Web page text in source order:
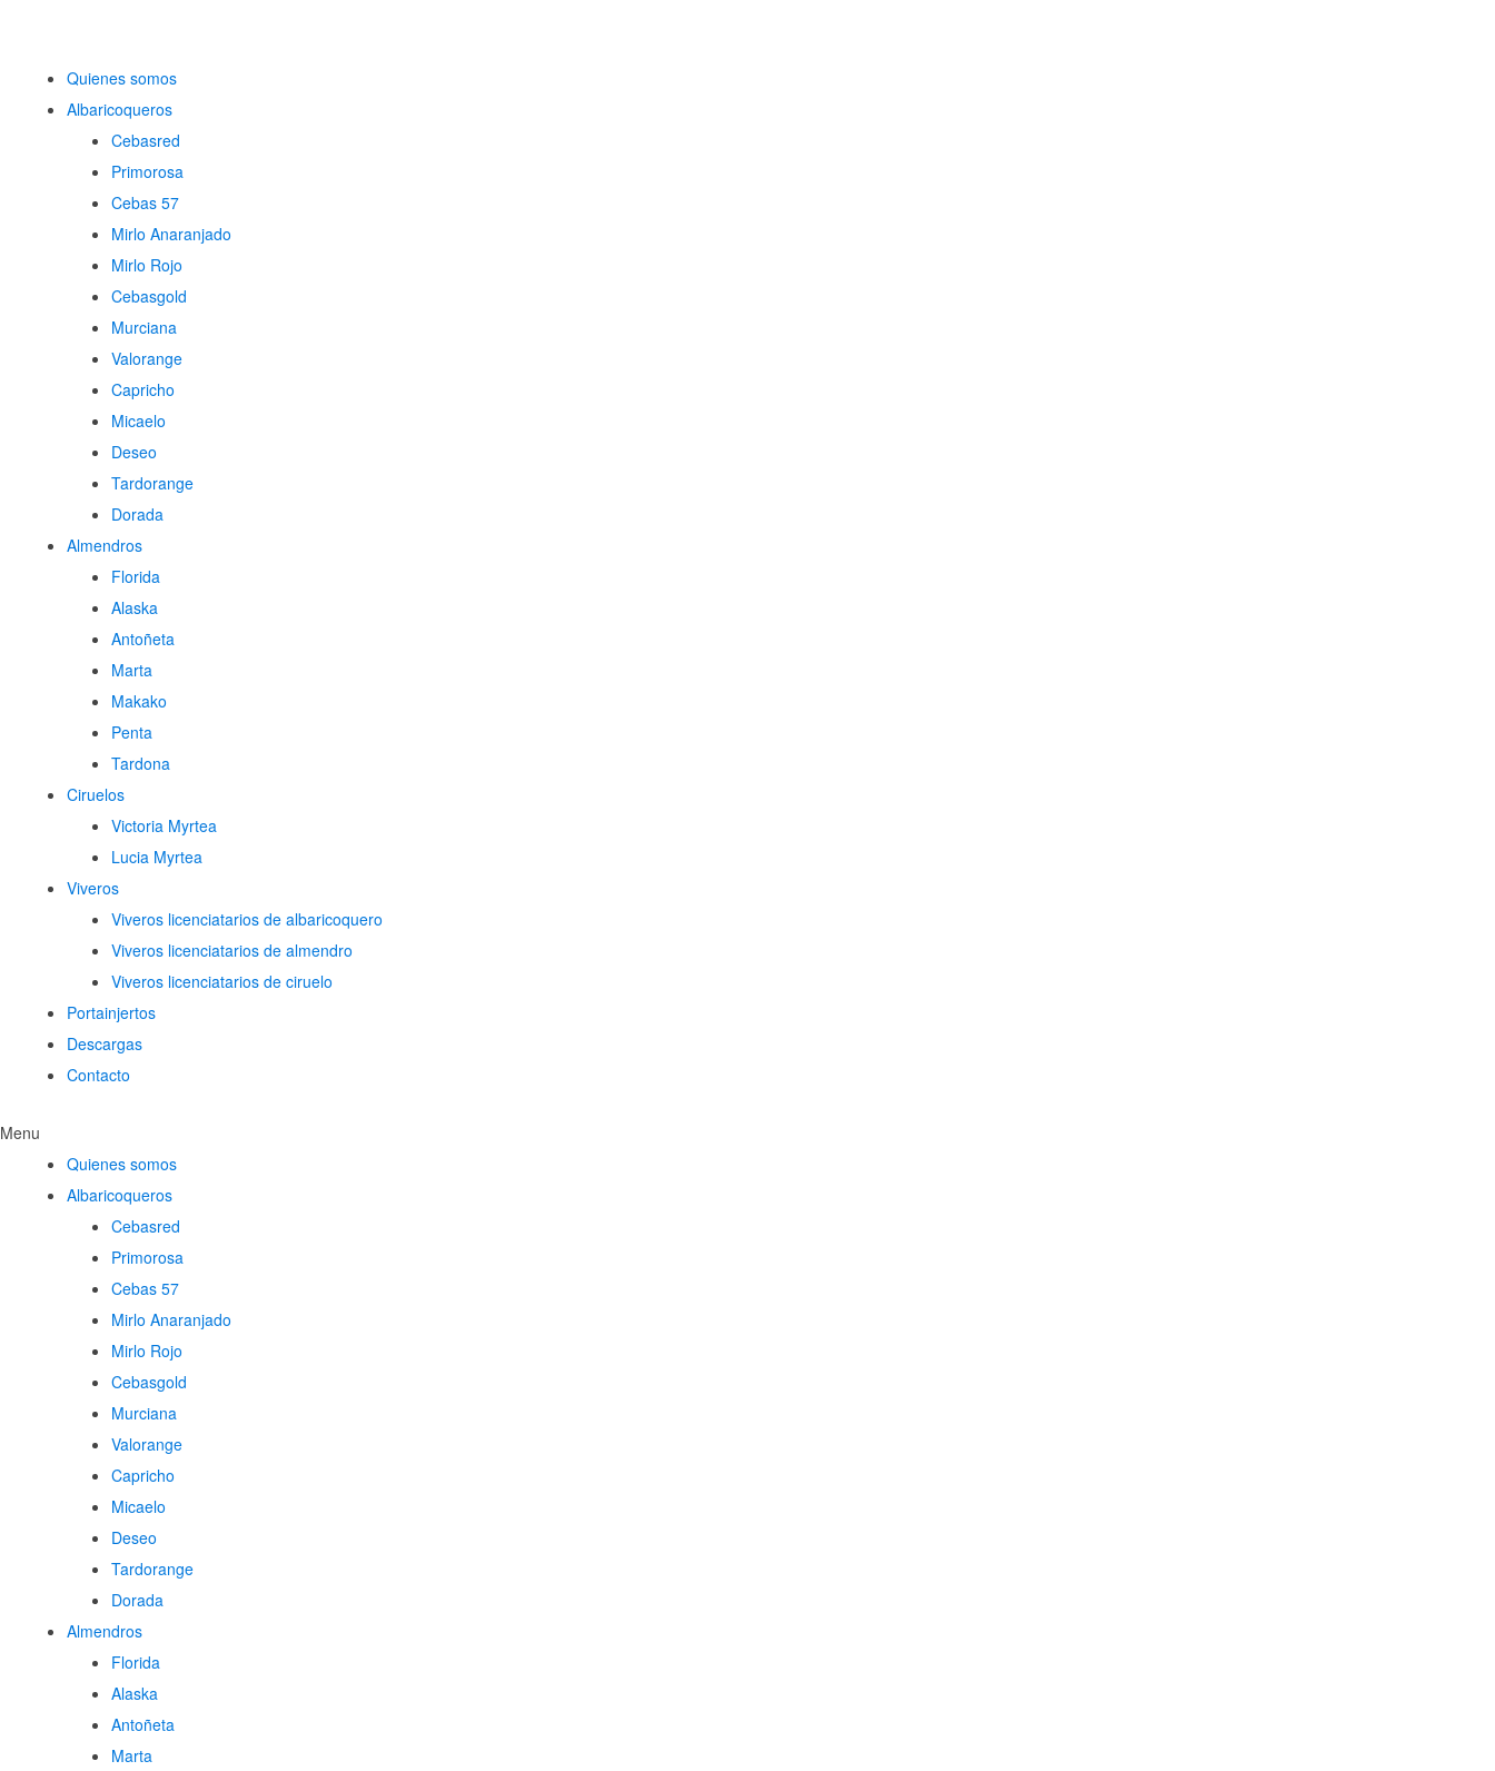
Quienes somos
Albaricoqueros
Cebasred
Primorosa
Cebas 57
Mirlo Anaranjado
Mirlo Rojo
Cebasgold
Murciana
Valorange
Capricho
Micaelo
Deseo
Tardorange
Dorada
Almendros
Florida
Alaska
Antoñeta
Marta
Makako
Penta
Tardona
Ciruelos
Victoria Myrtea
Lucia Myrtea
Viveros
Viveros licenciatarios de albaricoquero​
Viveros licenciatarios de almendro​
Viveros licenciatarios de ciruelo
Portainjertos
Descargas
Contacto
Menu
Quienes somos
Albaricoqueros
Cebasred
Primorosa
Cebas 57
Mirlo Anaranjado
Mirlo Rojo
Cebasgold
Murciana
Valorange
Capricho
Micaelo
Deseo
Tardorange
Dorada
Almendros
Florida
Alaska
Antoñeta
Marta